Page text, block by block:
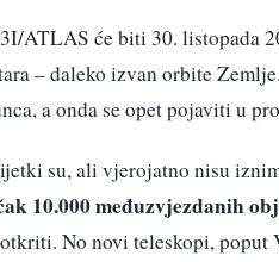
ATLAS će biti 30. listopada
– daleko izvan orbite
a onda se opet pojaviti u
su, ali vjerojatno nisu
10.000 međuzvjezdanih
No novi teleskopi,